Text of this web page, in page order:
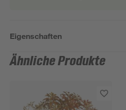
Eigenschaften
Ähnliche Produkte